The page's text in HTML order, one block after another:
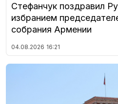
Стефанчук поздравил
избранием
собрания Армении
04.08.2026 16:21